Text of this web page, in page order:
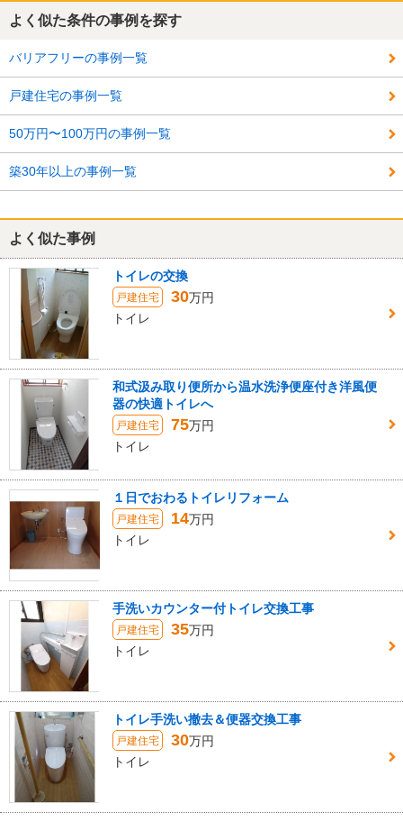
よく似た条件の事例を探す
バリアフリーの事例一覧
戸建住宅の事例一覧
50万円〜100万円の事例一覧
築30年以上の事例一覧
よく似た事例
トイレの交換
戸建住宅 30万円
トイレ
和式汲み取り便所から温水洗浄便座付き洋風便
器の快適トイレへ
戸建住宅 75万円
トイレ
１日でおわるトイレリフォーム
戸建住宅 14万円
トイレ
手洗いカウンター付トイレ交換工事
戸建住宅 35万円
トイレ
トイレ手洗い撤去＆便器交換工事
戸建住宅 30万円
トイレ